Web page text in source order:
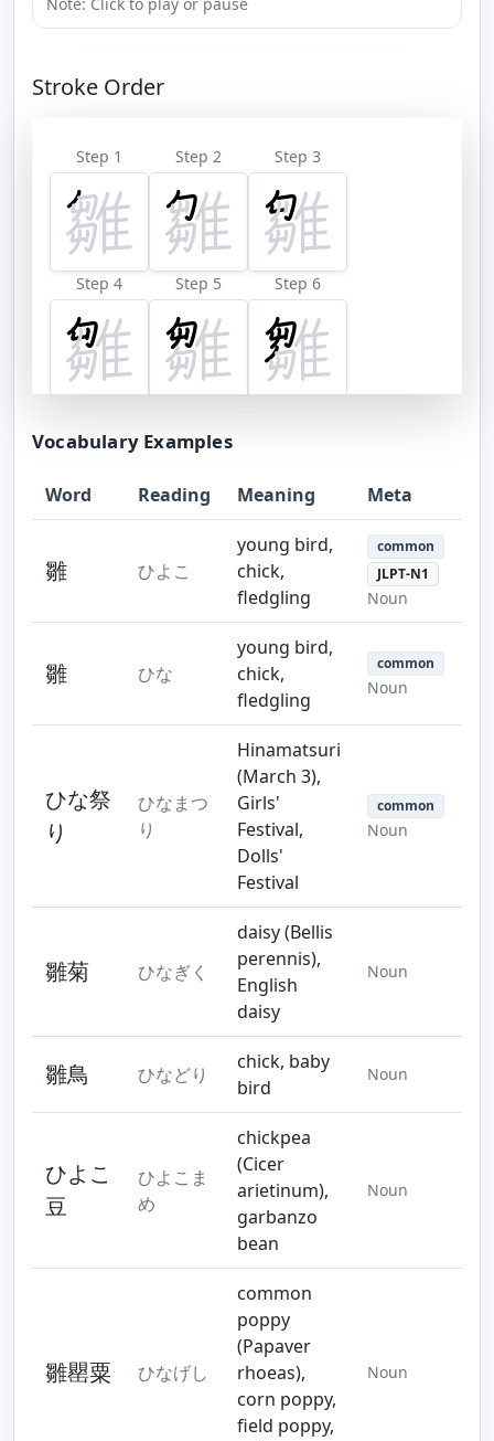
Note: Click to play or pause
Stroke Order
Step 1 Step 2 Step 3
Step 4 Step 5 Step 6
Step 12
Step 15
Step 16 Step 18
Vocabulary Examples
Word Reading Meaning Meta
雛 ひよこ
young bird,
chick,
fledgling
common
JLPT-N1
Noun
雛 ひな
young bird,
chick,
fledgling
common
Noun
ひな祭
り
ひなまつ
り
Hinamatsuri
(March 3),
Girls'
Festival,
Dolls'
Festival
common
Noun
雛菊 ひなぎく
daisy (Bellis
perennis),
English
daisy
Noun
雛鳥 ひなどり
chick, baby
bird
Noun
ひよこ
豆
ひよこま
め
chickpea
(Cicer
arietinum),
garbanzo
bean
Noun
雛罌粟 ひなげし
common
poppy
(Papaver
rhoeas),
corn poppy,
field poppy,
Noun